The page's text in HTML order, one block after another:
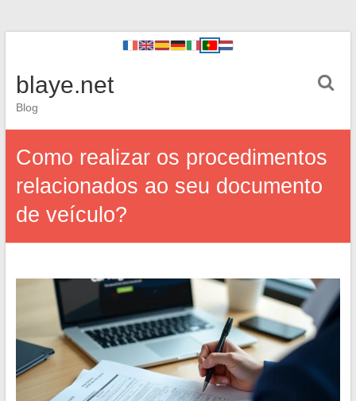
blaye.net
Blog
Como realizar os procedimentos
relacionados ao seu documento
de veículo?